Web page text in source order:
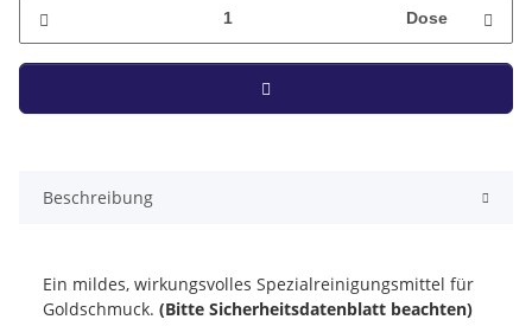
Dose
Beschreibung
Ein mildes, wirkungsvolles Spezialreinigungsmittel für
Goldschmuck. (Bitte Sicherheitsdatenblatt beachten)